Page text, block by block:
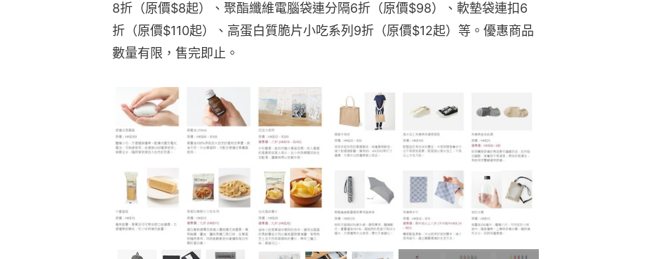
8折（原價$8起）、聚酯纖維電腦袋連分隔6折（原價$98）、軟墊袋連扣6
折（原價$110起）、高蛋白質脆片小吃系列9折（原價$12起）等。優惠商品
數量有限，售完即止。